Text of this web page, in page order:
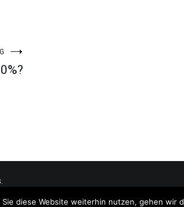
.
diese Website weiterhin nutzen, gehen wir